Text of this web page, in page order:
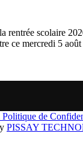
rentrée scolaire
ce mercredi 5
de
PISSAY